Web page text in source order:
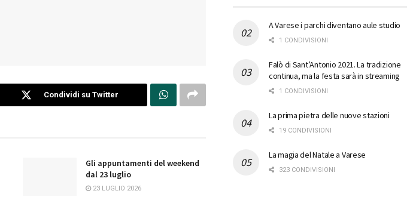
Condividi su Twitter
Gli appuntamenti del weekend
dal 23 luglio
23 LUGLIO 2026
A Varese i parchi diventano aule studio
1 CONDIVISIONI
Falò di Sant’Antonio 2021. La tradizione
continua, ma la festa sarà in streaming
1 CONDIVISIONI
La prima pietra delle nuove stazioni
19 CONDIVISIONI
La magia del Natale a Varese
323 CONDIVISIONI